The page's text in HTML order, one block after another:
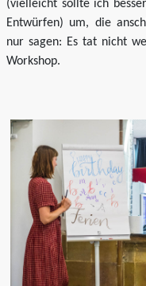
(vielleicht sollte ich
Entwürfen) um, die
nur sagen: Es tat nicht
Workshop.